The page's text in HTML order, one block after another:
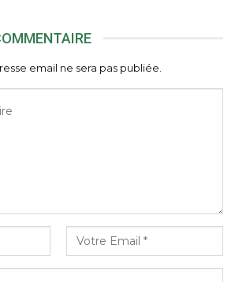
email ne sera pas publiée.